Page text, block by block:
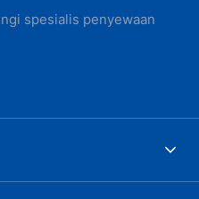
spesialis penyewaan